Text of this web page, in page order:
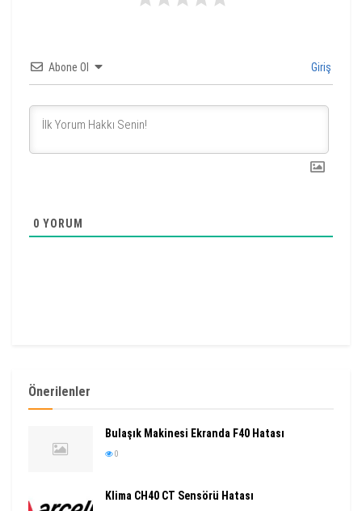
Abone Ol Giriş
0 YORUM
Önerilenler
Bulaşık Makinesi Ekranda F40 Hatası
0
Klima CH40 CT Sensörü Hatası